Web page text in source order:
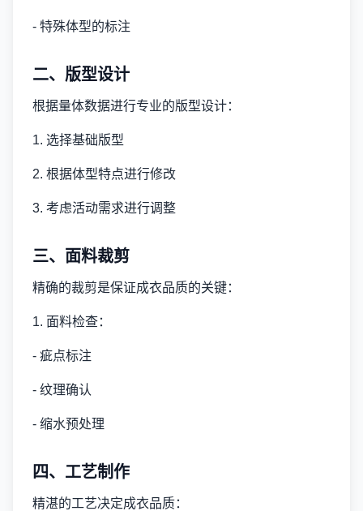
- 特殊体型的标注
二、版型设计
根据量体数据进行专业的版型设计：
1. 选择基础版型
2. 根据体型特点进行修改
3. 考虑活动需求进行调整
三、面料裁剪
精确的裁剪是保证成衣品质的关键：
1. 面料检查：
- 疵点标注
- 纹理确认
- 缩水预处理
四、工艺制作
精湛的工艺决定成衣品质：